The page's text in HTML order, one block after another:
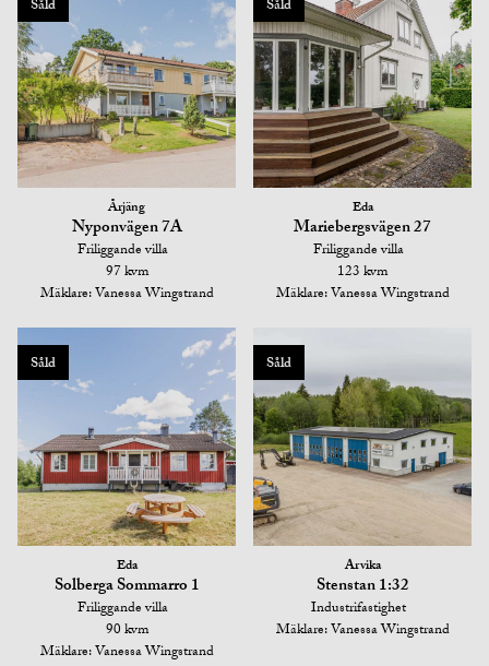
Såld
Årjäng
Nyponvägen 7A
Friliggande villa
97 kvm
Mäklare: Vanessa Wingstrand
Såld
Eda
Mariebergsvägen 27
Friliggande villa
123 kvm
Mäklare: Vanessa Wingstrand
Såld
Eda
Solberga Sommarro 1
Friliggande villa
90 kvm
Mäklare: Vanessa Wingstrand
Såld
Arvika
Stenstan 1:32
Industrifastighet
Mäklare: Vanessa Wingstrand